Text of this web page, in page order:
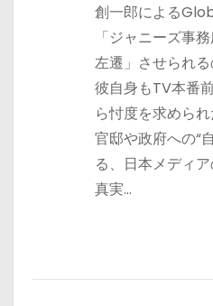
創一郎による
「ジャニーズ事
左遷」させられる
彼自身もTV本番
ら忖度を求められ
官邸や政府への“
る、日本メディ
真実…